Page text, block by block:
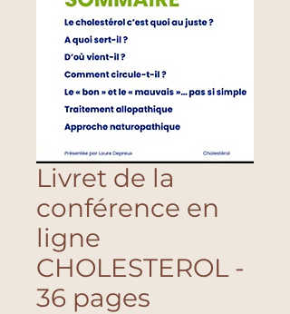
Livret de la
conférence en
ligne
CHOLESTEROL -
36 pages